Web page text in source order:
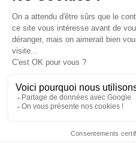
Commande Papier Qui
Paiement
2008 - 2026 ©